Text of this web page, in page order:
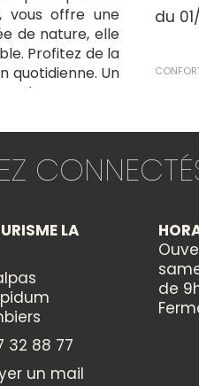
vous offre une
de nature, elle
Profitez de la
quotidienne. Un
de paysages
du
MODES
LA
32 88 77
un mail
de